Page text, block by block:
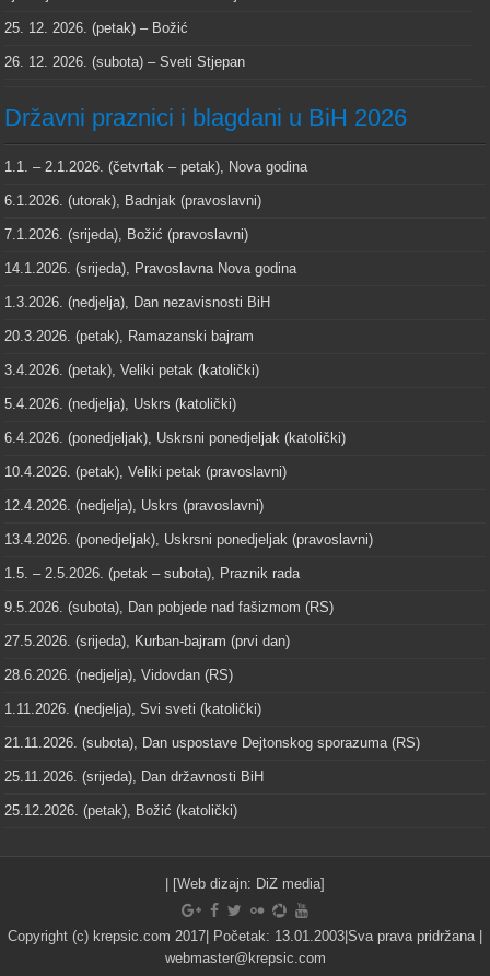
25. 12. 2026. (petak) – Božić
26. 12. 2026. (subota) – Sveti Stjepan
Državni praznici i blagdani u BiH 2026
1.1. – 2.1.2026. (četvrtak – petak), Nova godina
6.1.2026. (utorak), Badnjak (pravoslavni)
7.1.2026. (srijeda), Božić (pravoslavni)
14.1.2026. (srijeda), Pravoslavna Nova godina
1.3.2026. (nedjelja), Dan nezavisnosti BiH
20.3.2026. (petak), Ramazanski bajram
3.4.2026. (petak), Veliki petak (katolički)
5.4.2026. (nedjelja), Uskrs (katolički)
6.4.2026. (ponedjeljak), Uskrsni ponedjeljak (katolički)
10.4.2026. (petak), Veliki petak (pravoslavni)
12.4.2026. (nedjelja), Uskrs (pravoslavni)
13.4.2026. (ponedjeljak), Uskrsni ponedjeljak (pravoslavni)
1.5. – 2.5.2026. (petak – subota), Praznik rada
9.5.2026. (subota), Dan pobjede nad fašizmom (RS)
27.5.2026. (srijeda), Kurban-bajram (prvi dan)
28.6.2026. (nedjelja), Vidovdan (RS)
1.11.2026. (nedjelja), Svi sveti (katolički)
21.11.2026. (subota), Dan uspostave Dejtonskog sporazuma (RS)
25.11.2026. (srijeda), Dan državnosti BiH
25.12.2026. (petak), Božić (katolički)
| [Web dizajn: DiZ media]
Copyright (c) krepsic.com 2017| Početak: 13.01.2003|Sva prava pridržana |
webmaster@krepsic.com